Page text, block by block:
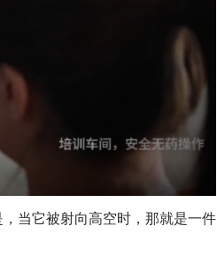
当它被射向高空时，那就是一件